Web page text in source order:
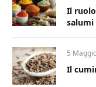
Il
salumi
5
Il